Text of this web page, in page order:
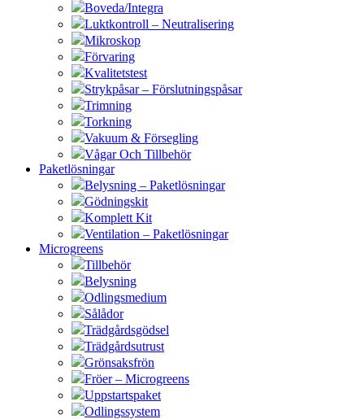
Boveda/Integra
Luktkontroll – Neutralisering
Mikroskop
Förvaring
Kvalitetstest
Strykpåsar – Förslutningspåsar
Trimning
Torkning
Vakuum & Försegling
Vågar Och Tillbehör
Paketlösningar
Belysning – Paketlösningar
Gödningskit
Komplett Kit
Ventilation – Paketlösningar
Microgreens
Tillbehör
Belysning
Odlingsmedium
Sålådor
Trädgårdsgödsel
Trädgårdsutrust
Grönsaksfrön
Fröer – Microgreens
Uppstartspaket
Odlingssystem